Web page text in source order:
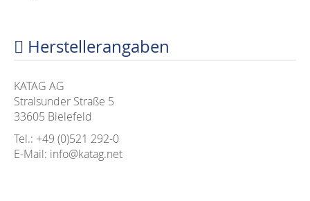
Herstellerangaben
KATAG AG
Stralsunder Straße 5
33605 Bielefeld
Tel.: +49 (0)521 292-0
E-Mail: info@katag.net